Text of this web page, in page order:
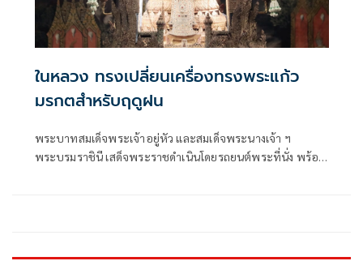
ในหลวง ทรงเปลี่ยนเครื่องทรงพระแก้ว
มรกตสำหรับฤดูฝน
พระบาทสมเด็จพระเจ้าอยู่หัว และสมเด็จพระนางเจ้า ฯ
พระบรมราชินี เสด็จพระราชดำเนินโดยรถยนต์พระที่นั่ง พร้อม